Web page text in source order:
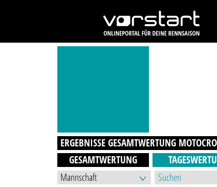
ERGEBNISSE GESAMTWERTUNG
GESAMTWERTUNG